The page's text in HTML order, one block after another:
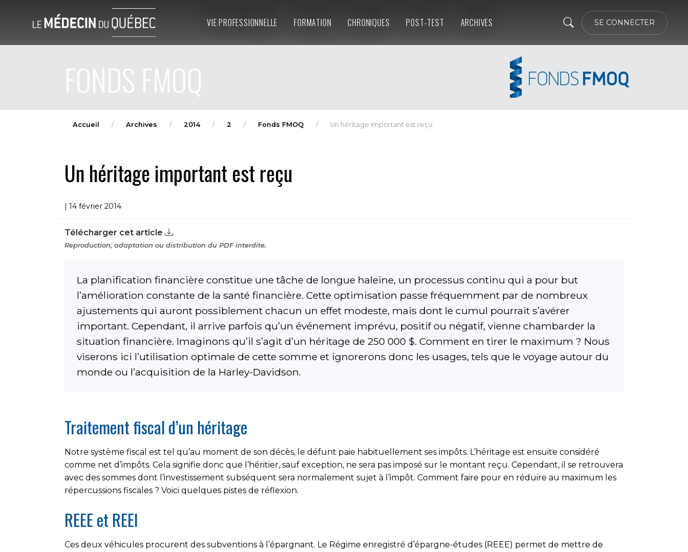
SE CONNECTER
VIE PROFESSIONNELLE FORMATION CHRONIQUES POST-TEST ARCHIVES
FONDS FMOQ
Accueil Archives 2014 2 Fonds FMOQ Un héritage important est reçu
Un héritage important est reçu
| 14 février 2014
Télécharger cet article
Reproduction, adaptation ou distribution du PDF interdite.
La planification financière constitue une tâche de longue haleine, un processus continu qui a pour but
l’amélioration constante de la santé financière. Cette optimisation passe fréquemment par de nombreux
ajustements qui auront possiblement chacun un effet modeste, mais dont le cumul pourrait s’avérer
important. Cependant, il arrive parfois qu’un événement imprévu, positif ou négatif, vienne chambarder la
situation financière. Imaginons qu’il s’agit d’un héritage de 250 000 $. Comment en tirer le maximum ? Nous
viserons ici l’utilisation optimale de cette somme et ignorerons donc les usages, tels que le voyage autour du
monde ou l’acquisition de la Harley-Davidson.
Traitement fiscal d’un héritage
Notre système fiscal est tel qu’au moment de son décès, le défunt paie habituellement ses impôts. L’héritage est ensuite considéré
comme net d’impôts. Cela signifie donc que l’héritier, sauf exception, ne sera pas imposé sur le montant reçu. Cependant, il se retrouvera
avec des sommes dont l’investissement subséquent sera normalement sujet à l’impôt. Comment faire pour en réduire au maximum les
répercussions fiscales ? Voici quelques pistes de réflexion.
REEE et REEI
Ces deux véhicules procurent des subventions à l’épargnant. Le Régime enregistré d’épargne-études (REEE) permet de mettre de